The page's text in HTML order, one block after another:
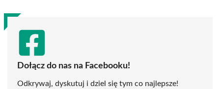
Dołącz do nas na Facebooku!
Odkrywaj, dyskutuj i dziel się tym co najlepsze!